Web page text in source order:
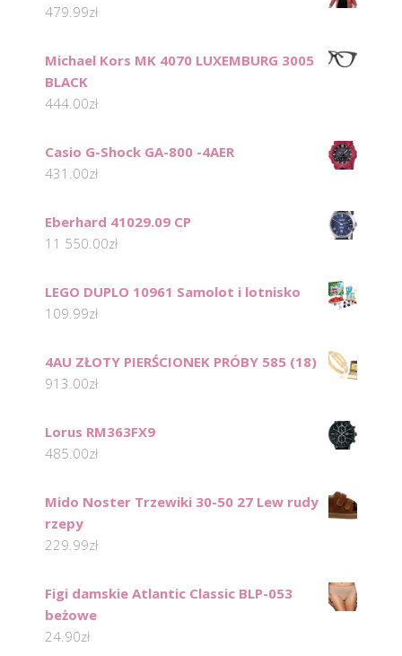
479.99zł
Michael Kors MK 4070 LUXEMBURG 3005
BLACK
444.00zł
Casio G-Shock GA-800 -4AER
431.00zł
Eberhard 41029.09 CP
11 550.00zł
LEGO DUPLO 10961 Samolot i lotnisko
109.99zł
4AU ZŁOTY PIERŚCIONEK PRÓBY 585 (18)
913.00zł
Lorus RM363FX9
485.00zł
Mido Noster Trzewiki 30-50 27 Lew rudy
rzepy
229.99zł
Figi damskie Atlantic Classic BLP-053
beżowe
24.90zł